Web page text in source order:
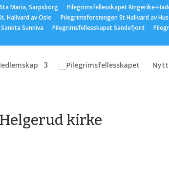
Maria, Sarpsborg Pilegrimsfellesskapet Ringerike-
Hallvard av Oslo Pilegrimsforeningen St Hallvard av
Sunniva Pilegrimsfellesskapet Sandefjord
kirke